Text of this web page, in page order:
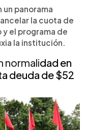
un panorama
la cuota de
el programa de
la institución.
normalidad en
deuda de $52